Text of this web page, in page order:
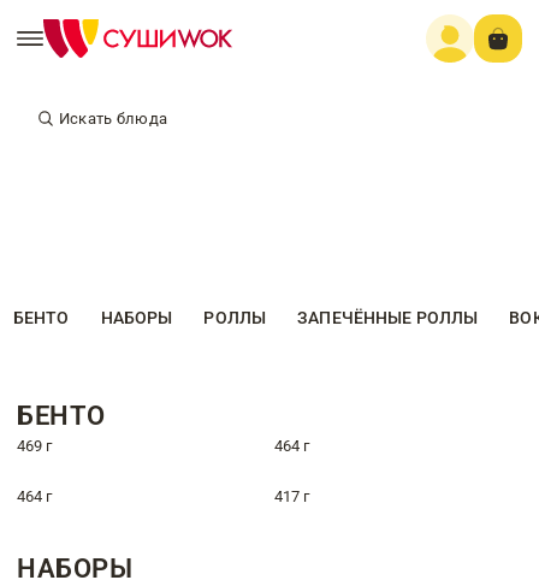
Искать блюда
БЕНТО НАБОРЫ РОЛЛЫ ЗАПЕЧЁННЫЕ РОЛЛЫ
БЕНТО
469 г 464 г
464 г 417 г
НАБОРЫ